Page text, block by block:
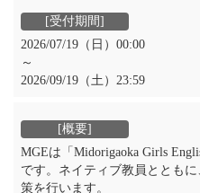
2026/07/19（日）00:00
～
2026/09/19（土）23:59
MGEは「Midorigaoka Girls
です。ネイティブ教員ととも
策を行います。